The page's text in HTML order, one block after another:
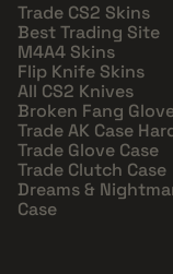
Trade CS2 Skins
Best Trading Site
M4A4 Skins
Flip Knife Skins
All CS2 Knives
Broken Fang
Trade AK Case
Trade Glove Case
Trade Clutch Case
Dreams &
Case